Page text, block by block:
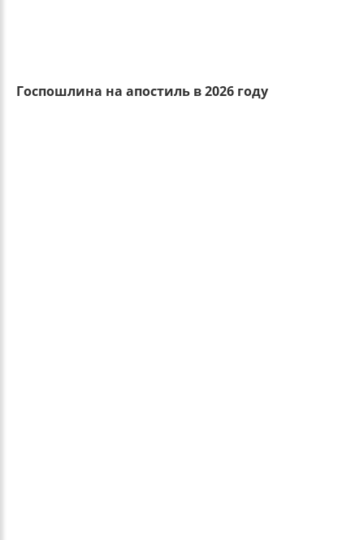
Госпошлина на апостиль в 2026 году